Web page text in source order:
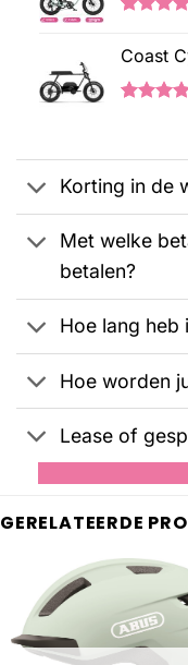
5.00
op 5
gebaseerd
op
Coast
Korting in de
Met welke
betalen?
Hoe lang heb
Hoe worden
Lease of
GERELATEERDE